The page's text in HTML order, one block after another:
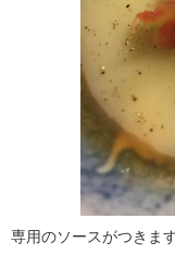
専用のソースがつきま